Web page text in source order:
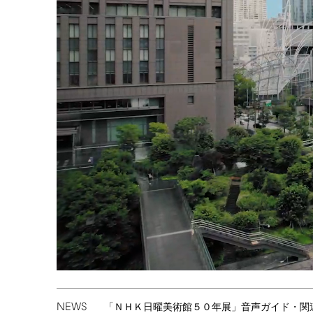
NEWS 「ＮＨＫ日曜美術館５０年展」音声ガイド・